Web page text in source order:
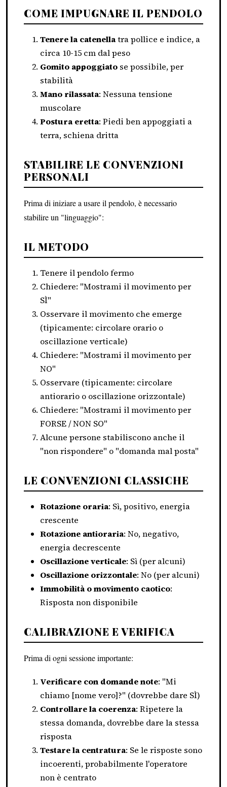
COME IMPUGNARE IL PENDOLO
Tenere la catenellatra pollice e indice, a
circa 10-15 cm dal peso
Gomito appoggiato se possibile, per
stabilità
Mano rilassata: Nessuna tensione
muscolare
Postura eretta: Piedi ben appoggiati a
terra, schiena dritta
STABILIRE LE CONVENZIONI
PERSONALI
Prima di iniziare a usare il pendolo, è necessario
stabilire un "linguaggio":
IL METODO
Tenere il pendolo fermo
Chiedere: "Mostrami il movimento per
SÌ"
Osservare il movimento che emerge
(tipicamente: circolare orario o
oscillazione verticale)
Chiedere: "Mostrami il movimento per
NO"
Osservare (tipicamente: circolare
antiorario o oscillazione orizzontale)
Chiedere: "Mostrami il movimento per
FORSE / NON SO"
Alcune persone stabiliscono anche il
"non rispondere" o "domanda mal posta"
LE CONVENZIONI CLASSICHE
Rotazione oraria: Sì, positivo, energia
crescente
Rotazione antioraria: No, negativo,
energia decrescente
Oscillazione verticale: Sì (per alcuni)
Oscillazione orizzontale: No (per alcuni)
Immobilità o movimento caotico:
Risposta non disponibile
CALIBRAZIONE E VERIFICA
Prima di ogni sessione importante:
Verificare con domande note: "Mi
chiamo [nome vero]?" (dovrebbe dare SÌ)
Controllare la coerenza: Ripetere la
stessa domanda, dovrebbe dare la stessa
risposta
Testare la centratura: Se le risposte sono
incoerenti, probabilmente l'operatore
non è centrato